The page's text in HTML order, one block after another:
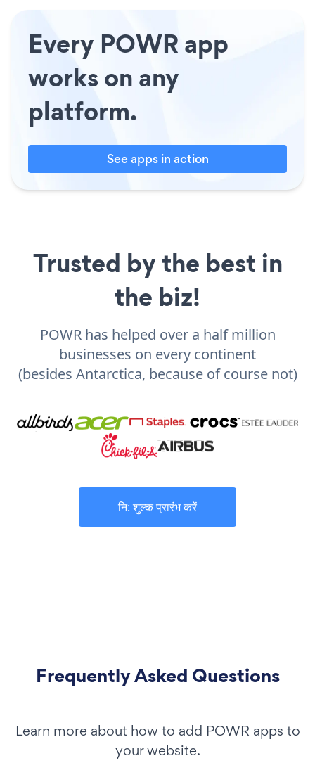
Every POWR app
works on any
platform.
See apps in action
Trusted by the best in
the biz!
POWR has helped over a half million
businesses on every continent
(besides Antarctica, because of course not)
नि: शुल्क प्रारंभ करें
Frequently Asked Questions
Learn more about how to add POWR apps to
your website.